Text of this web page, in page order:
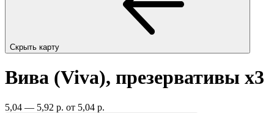
Скрыть карту
Вива (Viva), презервативы x3
5,04 — 5,92 р. от 5,04 р.